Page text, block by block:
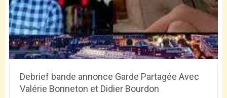
Debrief bande annonce Garde Partagée Avec
Valérie Bonneton et Didier Bourdon